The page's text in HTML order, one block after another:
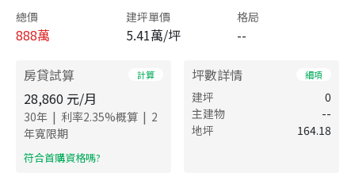
總價
888萬
建坪單價
5.41萬/坪
格局
--
房貸試算 計算
28,860 元/月
30年 | 利率2.35%概算 | 2
年寬限期
​符合首購資格嗎?
坪數詳情 細項
建坪
0
主建物
--
地坪
164.18